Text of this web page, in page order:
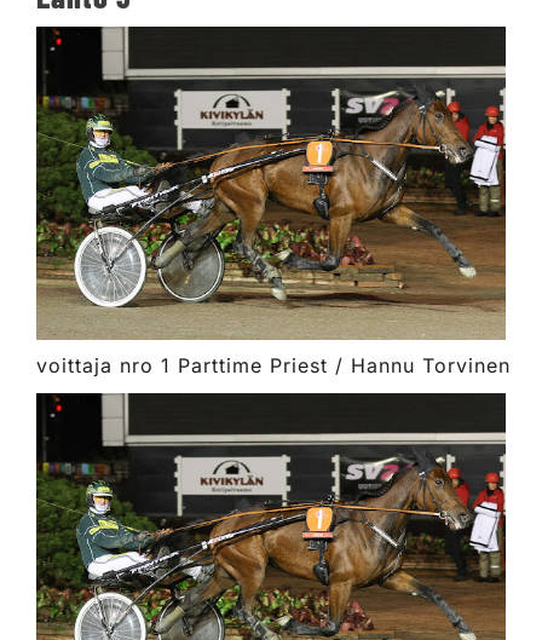
voittaja nro 1 Parttime Priest / Hannu Torvinen